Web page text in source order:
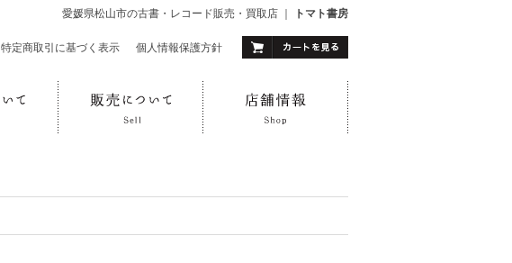
愛媛県松山市の古書・レコード販売・買取店 ｜ トマト書房
特定商取引に基づく表示 個人情報保護方針